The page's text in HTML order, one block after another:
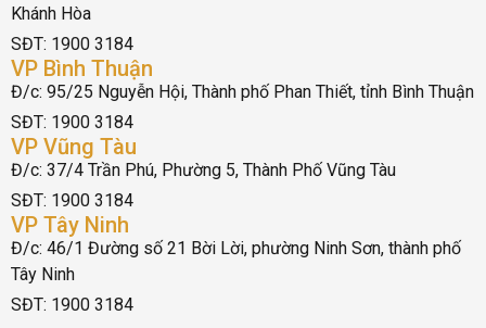
Khánh Hòa
SĐT: 1900 3184
VP Bình Thuận
Đ/c: 95/25 Nguyễn Hội, Thành phố Phan Thiết, tỉnh Bình Thuận
SĐT: 1900 3184
VP Vũng Tàu
Đ/c: 37/4 Trần Phú, Phường 5, Thành Phố Vũng Tàu
SĐT: 1900 3184
VP Tây Ninh
Đ/c: 46/1 Đường số 21 Bời Lời, phường Ninh Sơn, thành phố
Tây Ninh
SĐT: 1900 3184